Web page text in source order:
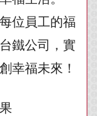
位員工的福
鐵公司，實
幸福未來！